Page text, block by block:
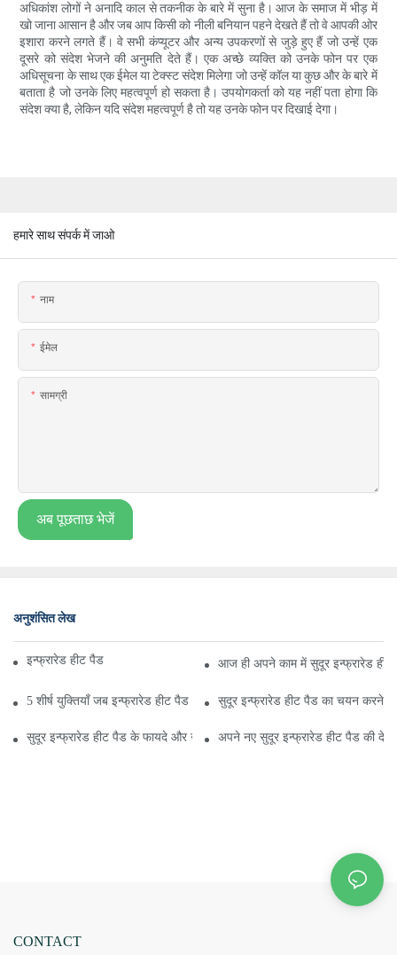
अधिकांश लोगों ने अनादि काल से तकनीक के बारे में सुना है। आज के समाज में भीड़ में
खो जाना आसान है और जब आप किसी को नीली बनियान पहने देखते हैं तो वे आपकी ओर
इशारा करने लगते हैं। वे सभी कंप्यूटर और अन्य उपकरणों से जुड़े हुए हैं जो उन्हें एक
दूसरे को संदेश भेजने की अनुमति देते हैं। एक अच्छे व्यक्ति को उनके फोन पर एक
अधिसूचना के साथ एक ईमेल या टेक्स्ट संदेश मिलेगा जो उन्हें कॉल या कुछ और के बारे में
बताता है जो उनके लिए महत्वपूर्ण हो सकता है। उपयोगकर्ता को यह नहीं पता होगा कि
संदेश क्या है, लेकिन यदि संदेश महत्वपूर्ण है तो यह उनके फोन पर दिखाई देगा।
हमारे साथ संपर्क में जाओ
नाम
ईमेल
सामग्री
अब पूछताछ भेजें
अनुशंसित लेख
इन्फ्रारेड हीट पैड पर 10 उपयोगी टिप्स आज ही अपने काम में सुदूर इन्फ्रारेड
5 शीर्ष युक्तियाँ जब इन्फ्रारेड हीट पैड की बात आती हैसुदूर इन्फ्रारेड हीट पैड का चयन करने के
सुदूर इन्फ्रारेड हीट पैड के फायदे और नुकसान क्या हैं?अपने नए सुदूर इन्फ्रारेड हीट पैड की
CONTACT